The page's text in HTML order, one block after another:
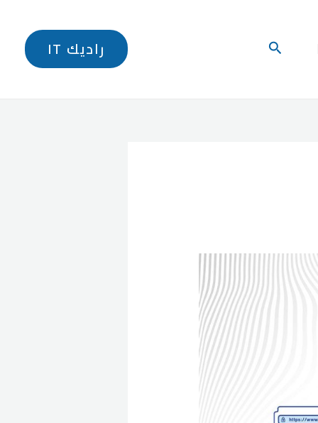
البحث راديك IT